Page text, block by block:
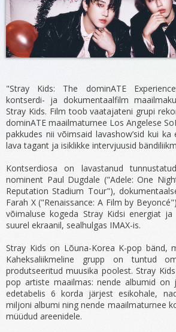
"Stray Kids: The dominATE
kontserdi- ja dokumentaalfilm
Stray Kids. Film toob vaatajateni grupi
dominATE maailmaturnee Los Angelese
pakkudes nii võimsaid lavashow’sid kui ka
lava tagant ja isiklikke intervjuusid
Kontserdiosa on lavastanud
nominent Paul Dugdale ("Adele: One
Reputation Stadium Tour"),
Farah X ("Renaissance: A Film by
võimaluse kogeda Stray Kidsi energiat
suurel ekraanil, sealhulgas IMAX-is.
Stray Kids on Lõuna-Korea K-pop bänd,
Kaheksaliikmeline grupp on tuntud
produtseeritud muusika poolest. Stray
pop artiste maailmas: nende albumid on
edetabelis 6 korda järjest esikohale,
miljoni albumi ning nende maailmaturnee
müüdud areenidele.